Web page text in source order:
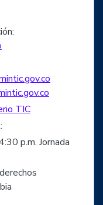
TIC
p.m. Jornada